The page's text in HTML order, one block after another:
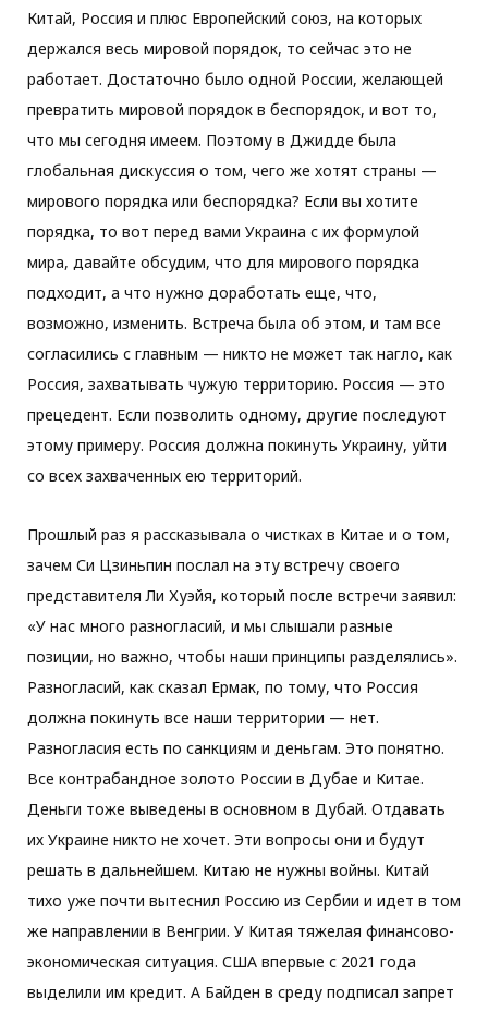
Китай, Россия и плюс Европейский союз, на которых
держался весь мировой порядок, то сейчас это не
работает. Достаточно было одной России, желающей
превратить мировой порядок в беспорядок, и вот то,
что мы сегодня имеем. Поэтому в Джидде была
глобальная дискуссия о том, чего же хотят страны —
мирового порядка или беспорядка? Если вы хотите
порядка, то вот перед вами Украина с их формулой
мира, давайте обсудим, что для мирового порядка
подходит, а что нужно доработать еще, что,
возможно, изменить. Встреча была об этом, и там все
согласились с главным — никто не может так нагло, как
Россия, захватывать чужую территорию. Россия — это
прецедент. Если позволить одному, другие последуют
этому примеру. Россия должна покинуть Украину, уйти
со всех захваченных ею территорий.
Прошлый раз я рассказывала о чистках в Китае и о том,
зачем Си Цзиньпин послал на эту встречу своего
представителя Ли Хуэйя, который после встречи заявил:
«У нас много разногласий, и мы слышали разные
позиции, но важно, чтобы наши принципы разделялись».
Разногласий, как сказал Ермак, по тому, что Россия
должна покинуть все наши территории — нет.
Разногласия есть по санкциям и деньгам. Это понятно.
Все контрабандное золото России в Дубае и Китае.
Деньги тоже выведены в основном в Дубай. Отдавать
их Украине никто не хочет. Эти вопросы они и будут
решать в дальнейшем. Китаю не нужны войны. Китай
тихо уже почти вытеснил Россию из Сербии и идет в том
же направлении в Венгрии. У Китая тяжелая финансово-
экономическая ситуация. США впервые с 2021 года
выделили им кредит. А Байден в среду подписал запрет